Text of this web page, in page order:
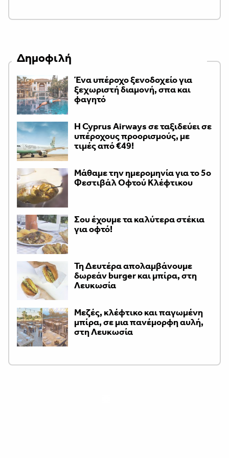
Δημοφιλή
Ένα υπέροχο ξενοδοχείο για
ξεχωριστή διαμονή, σπα και
φαγητό
H Cyprus Airways σε ταξιδεύει σε
υπέροχους προορισμούς, με
τιμές από €49!
Μάθαμε την ημερομηνία για το 5ο
Φεστιβάλ Οφτού Κλέφτικου
Σου έχουμε τα καλύτερα στέκια
για οφτό!
Τη Δευτέρα απολαμβάνουμε
δωρεάν burger και μπίρα, στη
Λευκωσία
Μεζές, κλέφτικο και παγωμένη
μπίρα, σε μια πανέμορφη αυλή,
στη Λευκωσία